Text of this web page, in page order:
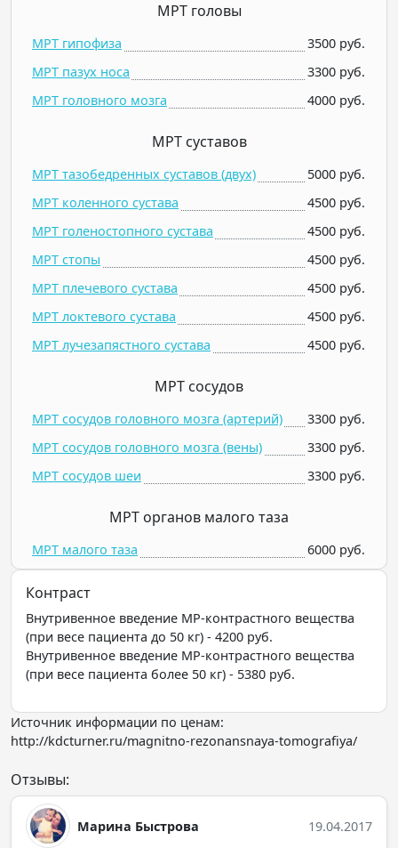
МРТ головы
МРТ гипофиза
3500 руб.
МРТ пазух носа
3300 руб.
МРТ головного мозга
4000 руб.
МРТ суставов
МРТ тазобедренных суставов (двух)
5000 руб.
МРТ коленного сустава
4500 руб.
МРТ голеностопного сустава
4500 руб.
МРТ стопы
4500 руб.
МРТ плечевого сустава
4500 руб.
МРТ локтевого сустава
4500 руб.
МРТ лучезапястного сустава
4500 руб.
МРТ сосудов
МРТ сосудов головного мозга (артерий)
3300 руб.
МРТ сосудов головного мозга (вены)
3300 руб.
МРТ сосудов шеи
3300 руб.
МРТ органов малого таза
МРТ малого таза 6000 руб.
Контраст
Внутривенное введение МР-контрастного вещества
(при весе пациента до 50 кг) - 4200 руб.
Внутривенное введение МР-контрастного вещества
(при весе пациента более 50 кг) - 5380 руб.
Источник информации по ценам:
http://kdcturner.ru/magnitno-rezonansnaya-tomografiya/
Отзывы:
Марина Быстрова 19.04.2017